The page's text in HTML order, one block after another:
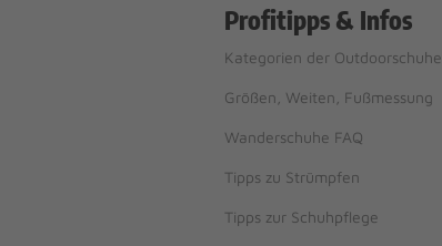
Profitipps & Infos
Kategorien der Outdoorschuhe
Größen, Weiten, Fußmessung
Wanderschuhe FAQ
Tipps zu Strümpfen
Tipps zur Schuhpflege